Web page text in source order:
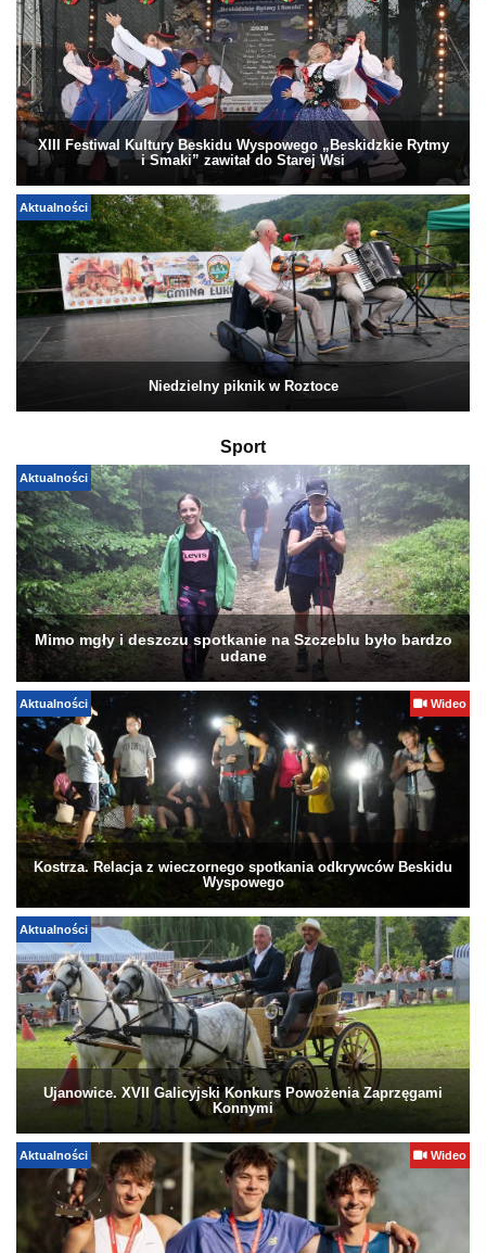
XIII Festiwal Kultury Beskidu Wyspowego „Beskidzkie Rytmy
i Smaki” zawitał do Starej Wsi
Aktualności
Niedzielny piknik w Roztoce
Sport
Aktualności
Mimo mgły i deszczu spotkanie na Szczeblu było bardzo
udane
Aktualności Wideo
Kostrza. Relacja z wieczornego spotkania odkrywców Beskidu
Wyspowego
Aktualności
Ujanowice. XVII Galicyjski Konkurs Powożenia Zaprzęgami
Konnymi
Aktualności Wideo